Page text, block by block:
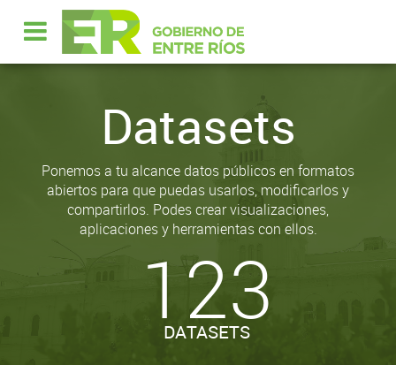
Datasets
Ponemos a tu alcance datos públicos en formatos
abiertos para que puedas usarlos, modificarlos y
compartirlos. Podes crear visualizaciones,
aplicaciones y herramientas con ellos.
123
DATASETS